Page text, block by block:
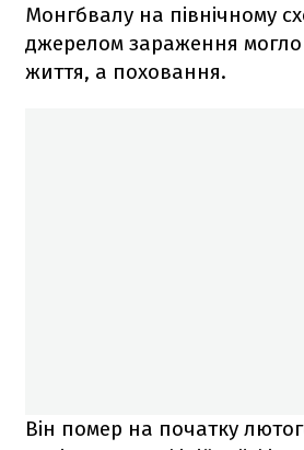
Монгбвалу на північному
джерелом зараження могло
життя, а поховання.
Він помер на початку